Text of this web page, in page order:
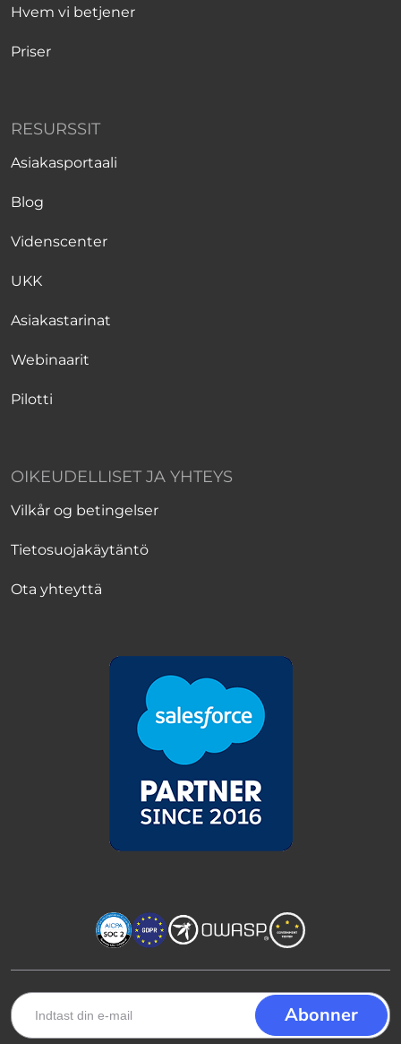
Hvem vi betjener
Priser
RESURSSIT
Asiakasportaali
Blog
Videnscenter
UKK
Asiakastarinat
Webinaarit
Pilotti
OIKEUDELLISET JA YHTEYS
Vilkår og betingelser
Tietosuojakäytäntö
Ota yhteyttä